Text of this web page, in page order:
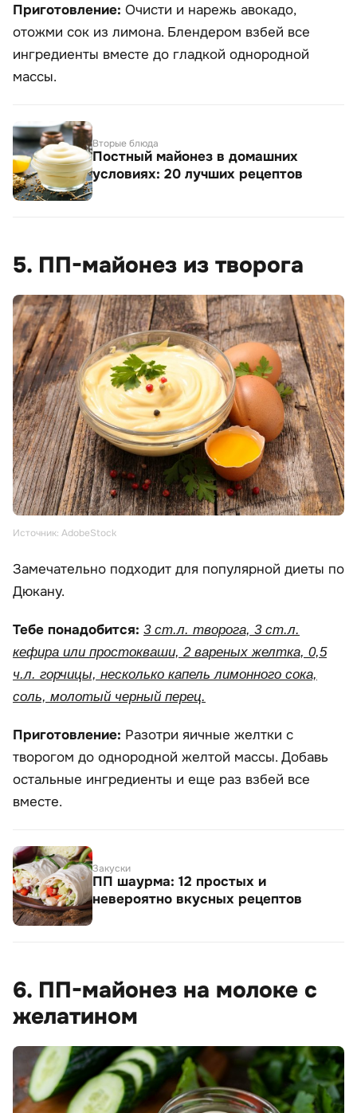
Приготовление: Очисти и нарежь авокадо,
отожми сок из лимона. Блендером взбей все
ингредиенты вместе до гладкой однородной
массы.
Вторые блюда
Постный майонез в домашних
условиях: 20 лучших рецептов
5. ПП-майонез из творога
Источник: AdobeStock
Замечательно подходит для популярной диеты по
Дюкану.
Тебе понадобится: 3 ст.л. творога, 3 ст.л.
кефира или простокваши, 2 вареных желтка, 0,5
ч.л. горчицы, несколько капель лимонного сока,
соль, молотый черный перец.
Приготовление: Разотри яичные желтки с
творогом до однородной желтой массы. Добавь
остальные ингредиенты и еще раз взбей все
вместе.
Закуски
ПП шаурма: 12 простых и
невероятно вкусных рецептов
6. ПП-майонез на молоке с
желатином